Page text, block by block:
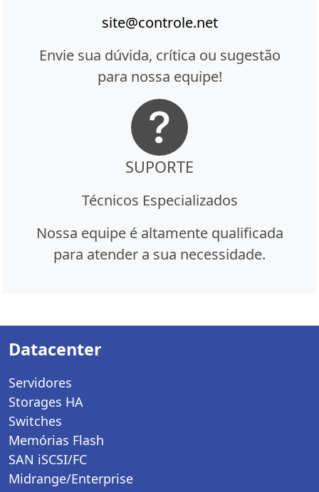
site@controle.net
Envie sua dúvida, crítica ou sugestão
para nossa equipe!
SUPORTE
Técnicos Especializados
Nossa equipe é altamente qualificada
para atender a sua necessidade.
Datacenter
Servidores
Storages HA
Switches
Memórias Flash
SAN iSCSI/FC
Midrange/Enterprise